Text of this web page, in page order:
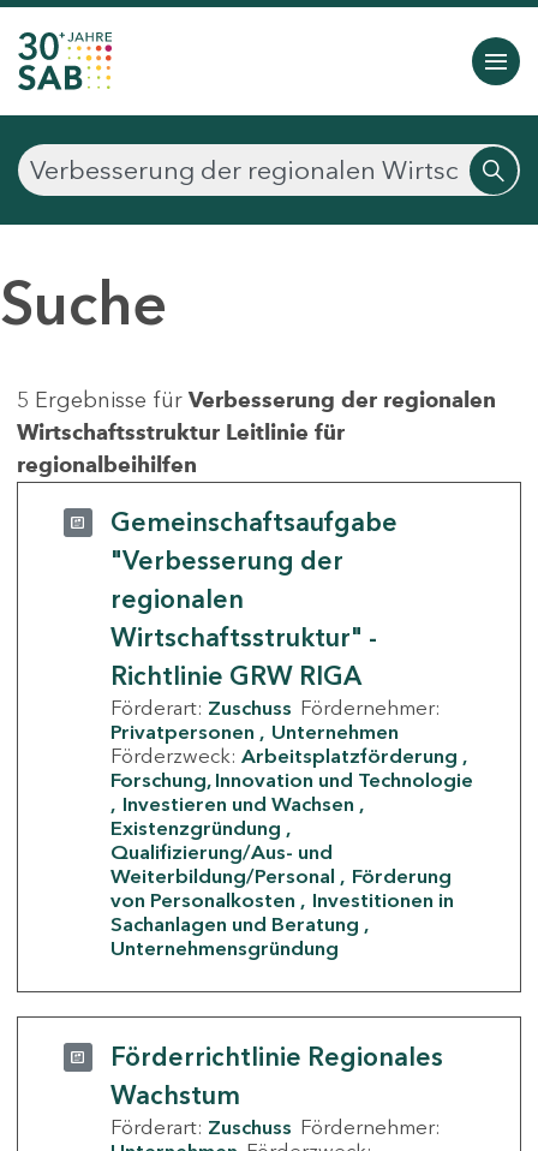
Suche
5 Ergebnisse für Verbesserung der regionalen
Wirtschaftsstruktur Leitlinie für
regionalbeihilfen
Gemeinschaftsaufgabe
"Verbesserung der
regionalen
Wirtschaftsstruktur" -
Richtlinie GRW RIGA
Förderart: Zuschuss Fördernehmer:
Privatpersonen
Unternehmen
Förderzweck: Arbeitsplatzförderung
Forschung, Innovation und Technologie
Investieren und Wachsen
Existenzgründung
Qualifizierung/Aus- und
Weiterbildung/Personal
Förderung
von Personalkosten
Investitionen in
Sachanlagen und Beratung
Unternehmensgründung
Förderrichtlinie Regionales
Wachstum
Förderart: Zuschuss Fördernehmer: